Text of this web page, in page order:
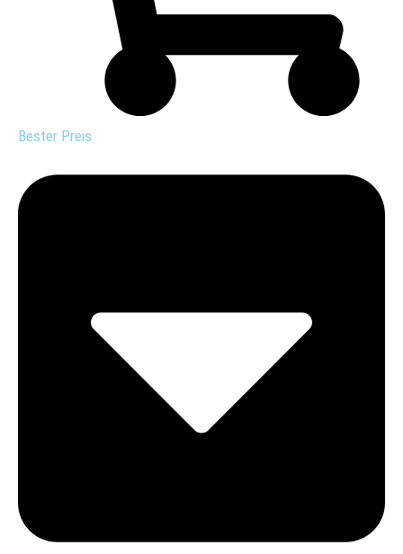
Bester Preis